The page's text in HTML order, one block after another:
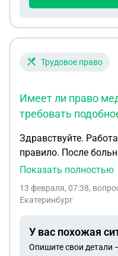
Трудовое право
Имеет ли право
требовать
Здравствуйте.
правило. После
медику и написать
требовать подобное?
Показать полностью
13 февраля, 07:38,
Екатеринбург
У вас похожая
Опишите свои детали